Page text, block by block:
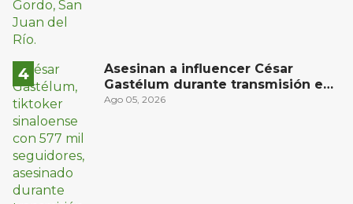
Asesinan a influencer César
Gastélum durante transmisión en
vivo en Sinaloa
Ago 05, 2026